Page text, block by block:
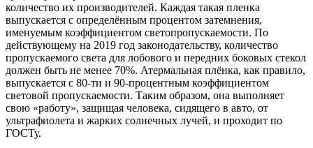
количество их производителей. Каждая такая пленка
выпускается с определённым процентом затемнения,
именуемым коэффициентом светопропускаемости. По
действующему на 2019 год законодательству, количество
пропускаемого света для лобового и передних боковых стекол
должен быть не менее 70%. Атермальная плёнка, как правило,
выпускается с 80-ти и 90-процентным коэффициентом
световой пропускаемости. Таким образом, она выполняет
свою «работу», защищая человека, сидящего в авто, от
ультрафиолета и жарких солнечных лучей, и проходит по
ГОСТу.